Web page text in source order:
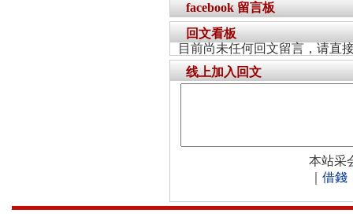
facebook 留言板
回文看板
目前尚未任何回文留言，请直
线上加入回文
本站采
借錢